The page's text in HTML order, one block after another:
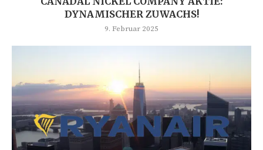
DYNAMISCHER ZUWACHS!
9. Februar 2025